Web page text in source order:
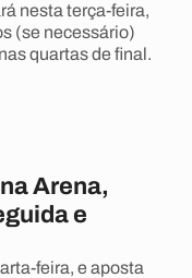
nesta terça-feira,
(se necessário)
quartas de final.
Arena,
e
feira, e aposta